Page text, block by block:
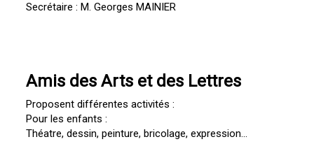
Secrétaire : M. Georges MAINIER
Amis des Arts et des Lettres
Proposent différentes activités :
Pour les enfants :
Théatre, dessin, peinture, bricolage, expression...